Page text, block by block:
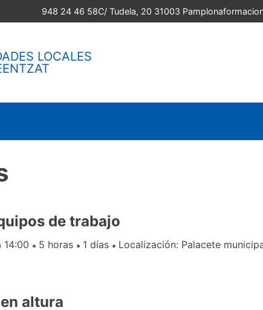
948 24 46 58C/ Tudela, 20 31003 Pamplona
LOCALES
de trabajo
14:00 5 horas 1 días Localización: Palacete
altura